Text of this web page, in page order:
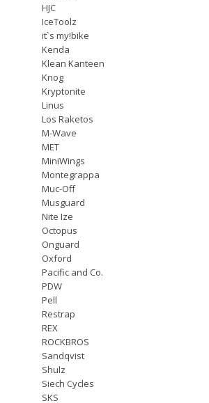
HJC
IceToolz
it`s my!bike
Kenda
Klean Kanteen
Knog
Kryptonite
Linus
Los Raketos
M-Wave
MET
MiniWings
Montegrappa
Muc-Off
Musguard
Nite Ize
Octopus
Onguard
Oxford
Pacific and Co.
PDW
Pell
Restrap
REX
ROCKBROS
Sandqvist
Shulz
Siech Cycles
SKS